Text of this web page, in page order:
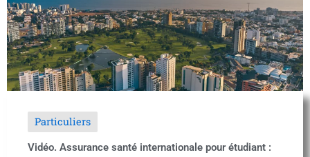
Particuliers
Vidéo. Assurance santé internationale pour étudiant :